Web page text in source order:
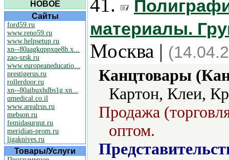
НОВОЕ
Сайты
ford59.ru
www.reno59.ru
www.helpsetup.ru
xn--80aagkqppxqe8h.x...
zao-szsk.ru
www.europeaneducatio...
prestigerus.ru
rollerdoor.ru
xn--80aibuxhdbs1g.xn...
qmedical.co.il
www.arealrus.ru
mebson.ru
femidasurgut.ru
meridian-prom.ru
ligaknives.ru
Товары/Услуги
41.
материалы.
Москва |
Канцтовары
Картон, Клеи,
Продажа
оптом.